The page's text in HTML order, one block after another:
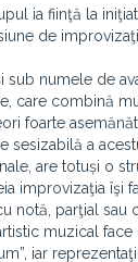
ia fiinţă la
de
numele de
care combină
foarte
sesizabilă a
are totuși o
improvizaţia îşi
notă, parţial sau
muzical
iar